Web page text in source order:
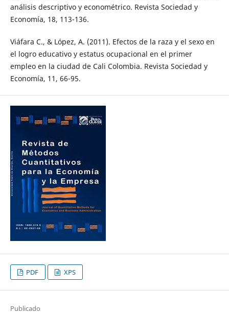
análisis descriptivo y econométrico. Revista Sociedad y
Economía, 18, 113-136.
Viáfara C., & López, A. (2011). Efectos de la raza y el sexo en
el logro educativo y estatus ocupacional en el primer
empleo en la ciudad de Cali Colombia. Revista Sociedad y
Economía, 11, 66-95.
PDF XPS
Publicado